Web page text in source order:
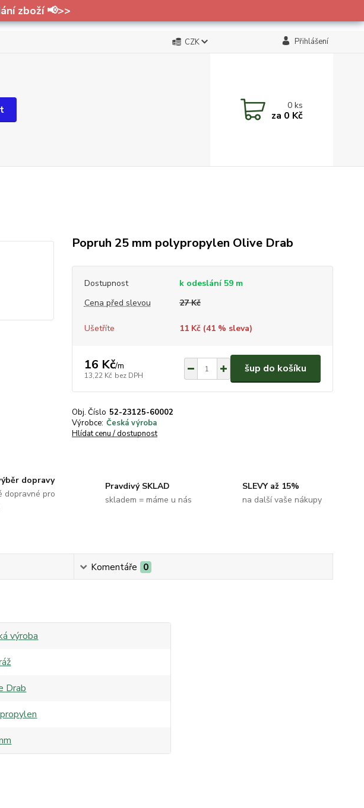
zboží 📢>>
CZK Přihlášení
0ks
za 0 Kč
Popruh 25 mm polypropylen Olive Drab
Dostupnost
k odeslání 59 m
Cena před slevou
27 Kč
Ušetříte 11 Kč (41% sleva)
16 Kč/m
13,22 Kč bez DPH
šup do košíku
Obj. Číslo 52-23125-60002
Výrobce: Česká výroba
Hlídat cenu / dostupnost
dopravy
dopravné pro
Pravdivý SKLAD
skladem = máme u nás
SLEVY až 15%
na další vaše nákupy
Komentáře 0
výroba
Drab